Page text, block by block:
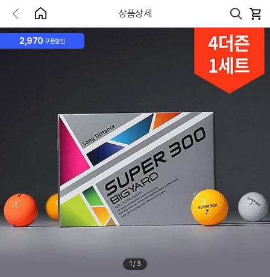
상품상세
2,970 쿠폰할인
1 / 3